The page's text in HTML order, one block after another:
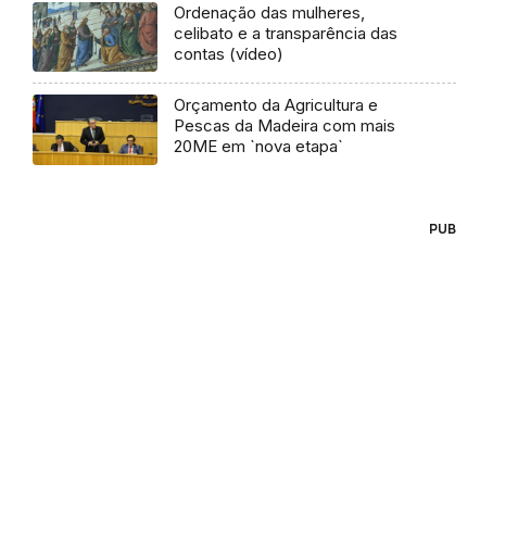
Ordenação das mulheres,
celibato e a transparência das
contas (vídeo)
Orçamento da Agricultura e
Pescas da Madeira com mais
20ME em `nova etapa`
PUB